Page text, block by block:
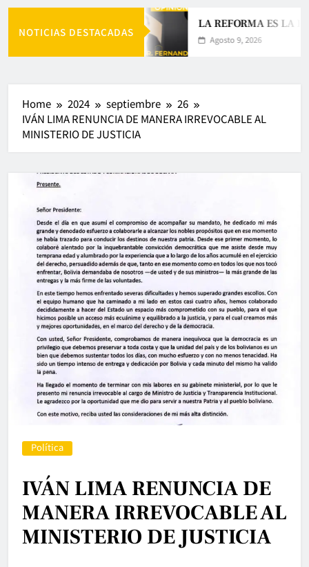
NOTICIAS DESTACADAS
LA REFORMA ES LA
Agosto 9, 2026
Home 2024 septiembre
26
IVÁN LIMA RENUNCIA DE MANERA IRREVOCABLE AL
MINISTERIO DE JUSTICIA
Política
IVÁN LIMA RENUNCIA DE
MANERA IRREVOCABLE AL
MINISTERIO DE JUSTICIA